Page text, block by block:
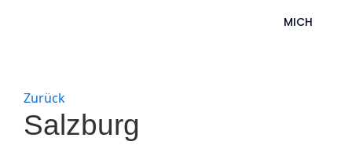
MICH
Zurück
Salzburg